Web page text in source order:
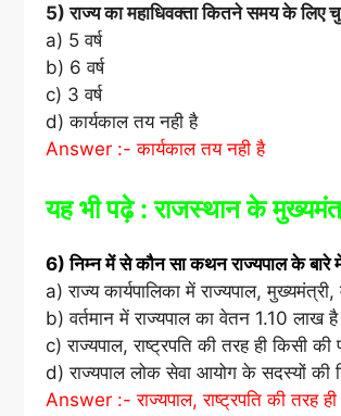
5) राज्य का महाधिवक्ता कितने समय के लिए
a) 5 वर्ष
b) 6 वर्ष
c) 3 वर्ष
d) कार्यकाल तय नही है
Answer :- कार्यकाल तय नही है
यह भी पढ़े :राजस्थान के
6) निम्न में से कौन सा कथन राज्यपाल के बारे
a) राज्य कार्यपालिका में राज्यपाल,
b) वर्तमान में राज्यपाल का वेतन 1.10 लाख
c) राज्यपाल, राष्ट्रपति की तरह ही किसी
d) राज्यपाल लोक सेवा आयोग के सदस्यों की
Answer :- राज्यपाल, राष्ट्रपति की तरह